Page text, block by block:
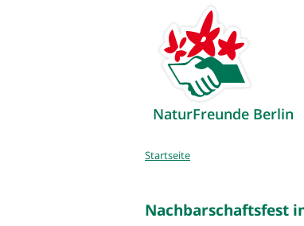
NaturFreunde Berlin
Sie
Startseite
Nachbarschaftsfest